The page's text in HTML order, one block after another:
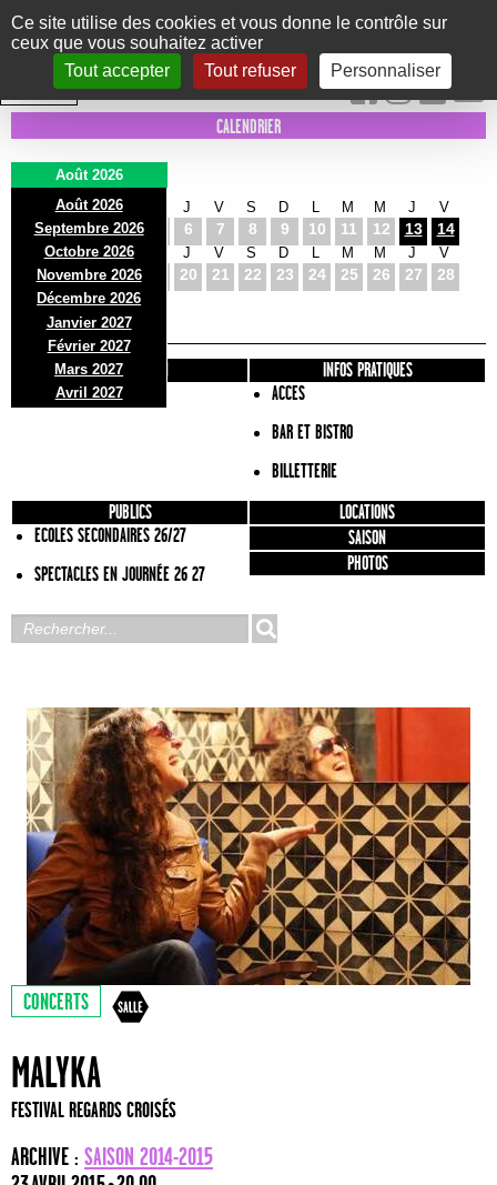
Panneau de gestion des cookies
Ce site utilise des cookies et vous donne le contrôle sur
ceux que vous souhaitez activer
Tout accepter
Tout refuser Personnaliser
Le Marni
CONCERTS DANSE/CIRQUE THÉÂTRE KIDS EXPOS EVENTS
INTRA MUROS
CALENDRIER
Août 2026
Août 2026
Septembre 2026
Octobre 2026
Novembre 2026
Décembre 2026
Janvier 2027
Février 2027
Mars 2027
Avril 2027
D
2
L
3
M
4
J
6
V
7
S
8
D
9 10
M
11
M
12
J
13
V
14
D
16
L
17
M
18
J
20
V
21
S
22
D
23 24
M
25
M
26
J
27
V
28
D
30
L
31
PRÉSENTATION
INFOS PRATIQUES
ACCES
BAR ET BISTRO
BILLETTERIE
PUBLICS
ECOLES SECONDAIRES 26/27
SPECTACLES EN JOURNÉE 26 27
LOCATIONS
SAISON
PHOTOS
CONCERTS
MALYKA
FESTIVAL REGARDS CROISÉS
ARCHIVE : SAISON 2014-2015